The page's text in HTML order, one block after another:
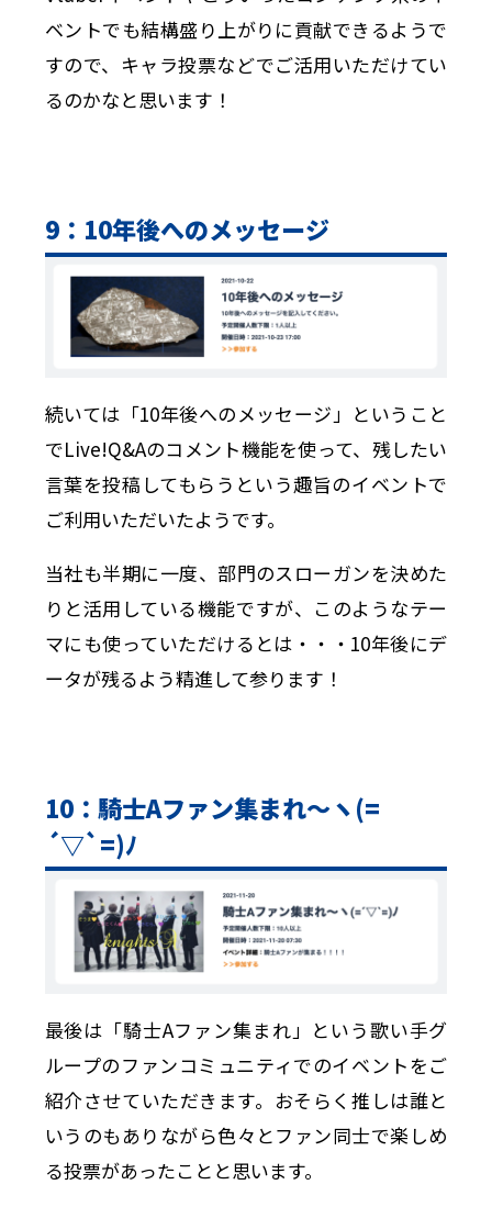
ベントでも結構盛り上がりに貢献できるようで
すので、キャラ投票などでご活用いただけてい
るのかなと思います！
9：10年後へのメッセージ
続いては「10年後へのメッセージ」ということ
でLive!Q&Aのコメント機能を使って、残したい
言葉を投稿してもらうという趣旨のイベントで
ご利用いただいたようです。
当社も半期に一度、部門のスローガンを決めた
りと活用している機能ですが、このようなテー
マにも使っていただけるとは・・・10年後にデ
ータが残るよう精進して参ります！
10：騎士Aファン集まれ〜ヽ(=
´▽`=)ﾉ
最後は「騎士Aファン集まれ」という歌い手グ
ループのファンコミュニティでのイベントをご
紹介させていただきます。おそらく推しは誰と
いうのもありながら色々とファン同士で楽しめ
る投票があったことと思います。